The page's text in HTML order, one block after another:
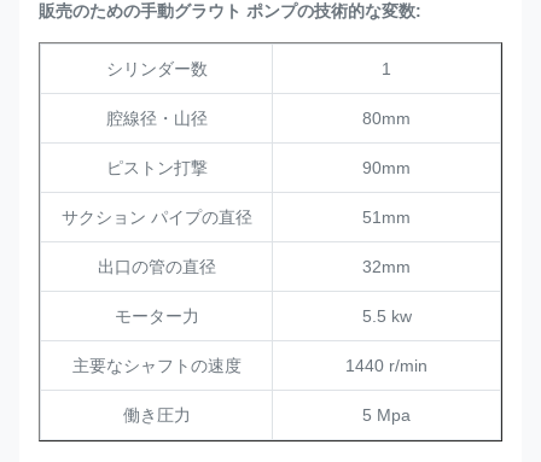
販売のための手動グラウト ポンプの技術的な変数:
シリンダー数 1
腔線径・山径 80mm
ピストン打撃 90mm
サクション パイプの直径 51mm
出口の管の直径 32mm
モーター力 5.5 kw
主要なシャフトの速度 1440 r/min
働き圧力 5 Mpa